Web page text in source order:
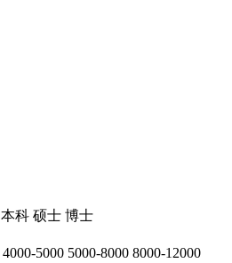
本科 硕士 博士
4000-5000 5000-8000 8000-12000